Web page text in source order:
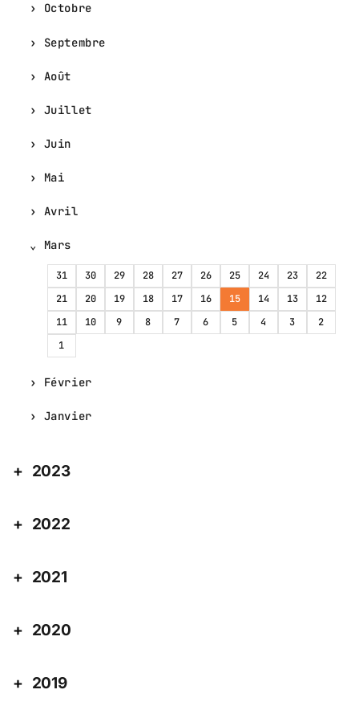
Octobre
Septembre
Août
Juillet
Juin
Mai
Avril
Mars
31 30 29 28 27 26 25 24 23
22
21
20 19 18 17 16 15 14 13
12
11
10 9 8 7 6 5 4 3
2
1
Février
Janvier
2023
2022
2021
2020
2019